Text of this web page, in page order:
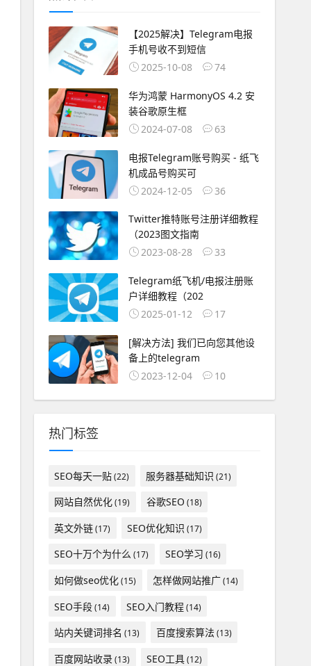
【2025解决】Telegram电报
手机号收不到短信
2025-10-08
74
华为鸿蒙 HarmonyOS 4.2 安
装谷歌原生框
2024-07-08
63
电报Telegram账号购买 - 纸飞
机成品号购买可
2024-12-05
36
Twitter推特账号注册详细教程
（2023图文指南
2023-08-28
33
Telegram纸飞机/电报注册账
户详细教程（202
2025-01-12
17
[解决方法] 我们已向您其他设
备上的telegram
2023-12-04
10
热门标签
SEO每天一贴(22) 服务器基础知识 (21)
网站自然优化(19) 谷歌SEO (18)
英文外链(17) SEO优化知识 (17)
SEO十万个为什么 (17) SEO学习 (16)
如何做seo优化(15) 怎样做网站推广(14)
SEO手段(14) SEO入门教程(14)
站内关键词排名 (13) 百度搜索算法(13)
百度网站收录(13) SEO工具(12)